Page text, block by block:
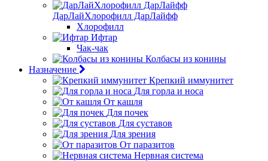
ДарЛайХлорофилл ДарЛайфф
Хлорофилл
Ифтар
Чак-чак
Колбасы из конины
Назначение
Крепкий иммунитет
Для горла и носа
От кашля
Для почек
Для суставов
Для зрения
От паразитов
Нервная система